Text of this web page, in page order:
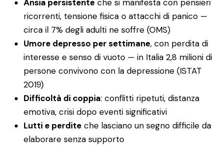
Ansia persistente che si manifesta con pensieri
ricorrenti, tensione fisica o attacchi di panico —
circa il 7% degli adulti ne soffre (OMS)
Umore depresso per settimane, con perdita di
interesse e senso di vuoto — in Italia 2,8 milioni di
persone convivono con la depressione (ISTAT
2019)
Difficoltà di coppia: conflitti ripetuti, distanza
emotiva, crisi dopo eventi significativi
Lutti e perdite che lasciano un segno difficile da
elaborare senza supporto